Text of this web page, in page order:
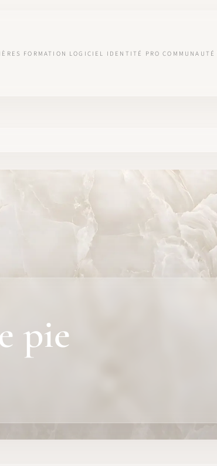
FORMATION LOGICIEL IDENTITÉ PRO COMMUNAUTÉ
pie